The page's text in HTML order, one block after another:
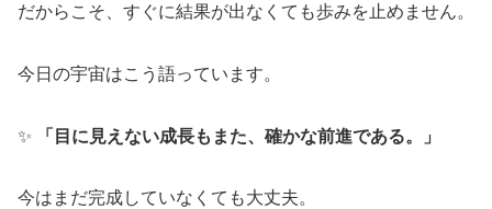
だからこそ、すぐに結果が出なくても歩みを止めません。
今日の宇宙はこう語っています。
✨ 「目に見えない成長もまた、確かな前進である。」
今はまだ完成していなくても大丈夫。